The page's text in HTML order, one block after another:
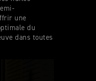
une
du
dans toutes